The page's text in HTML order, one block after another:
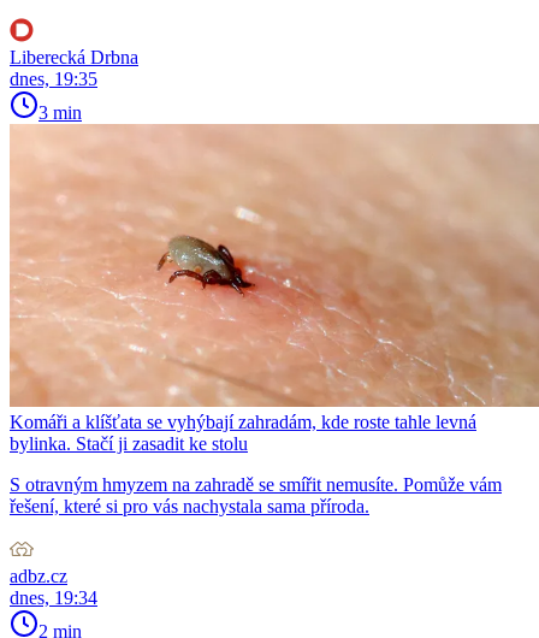
Liberecká Drbna
dnes, 19:35
3 min
Komáři a klíšťata se vyhýbají zahradám, kde roste tahle levná
bylinka. Stačí ji zasadit ke stolu
S otravným hmyzem na zahradě se smířit nemusíte. Pomůže vám
řešení, které si pro vás nachystala sama příroda.
adbz.cz
dnes, 19:34
2 min